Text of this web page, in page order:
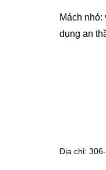
Mách
dụng an
Địa chỉ: